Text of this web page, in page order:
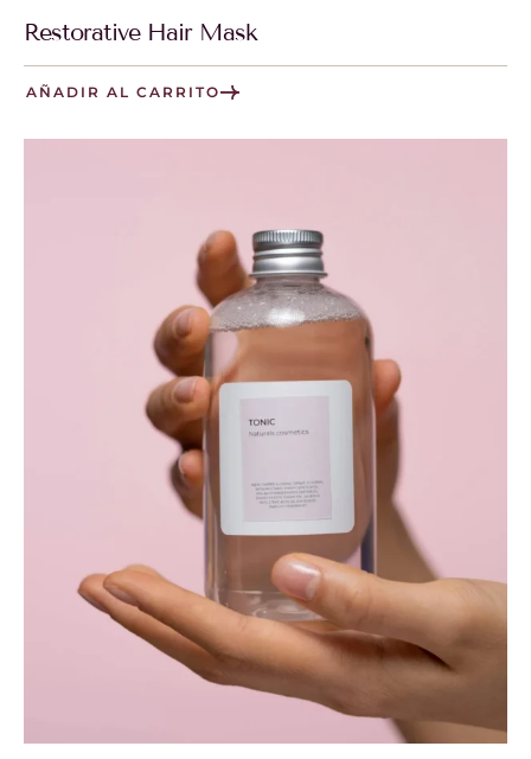
Restorative Hair Mask
AÑADIR AL CARRITO